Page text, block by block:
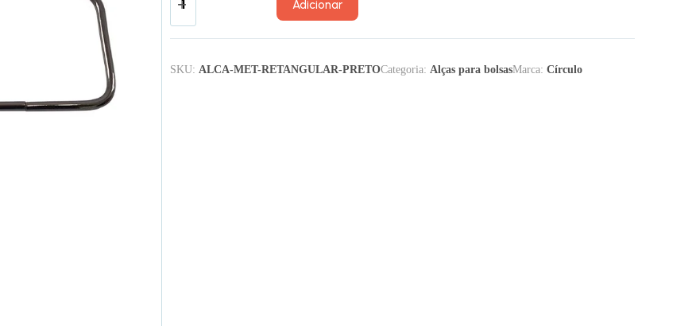
Adicionar
SKU: ALCA-MET-RETANGULAR-PRETOCategoria: Alças para bolsasMarca: Círculo